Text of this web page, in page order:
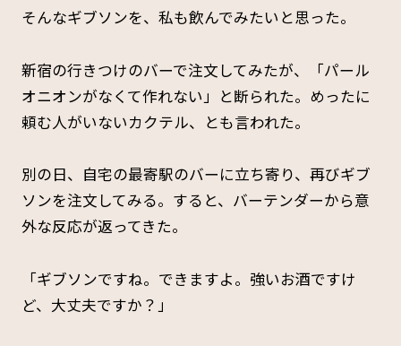
そんなギブソンを、私も飲んでみたいと思った。
新宿の行きつけのバーで注文してみたが、「パール
オニオンがなくて作れない」と断られた。めったに
頼む人がいないカクテル、とも言われた。
別の日、自宅の最寄駅のバーに立ち寄り、再びギブ
ソンを注文してみる。すると、バーテンダーから意
外な反応が返ってきた。
「ギブソンですね。できますよ。強いお酒ですけ
ど、大丈夫ですか？」